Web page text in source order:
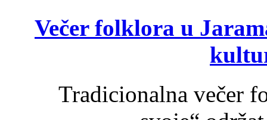
Večer folklora u
Tradicionalna večer